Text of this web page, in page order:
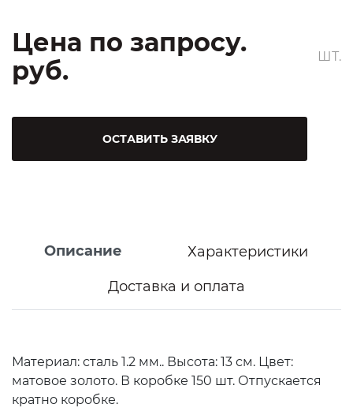
Цена по запросу.
руб.
ШТ.
ОСТАВИТЬ ЗАЯВКУ
Описание
Характеристики
Доставка и оплата
Материал: сталь 1.2 мм.. Высота: 13 см. Цвет:
матовое золото. В коробке 150 шт. Отпускается
кратно коробке.